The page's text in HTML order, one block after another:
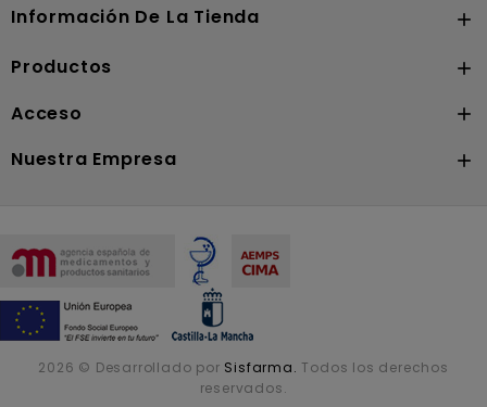
Información De La Tienda 
Productos 
Acceso 
Nuestra Empresa 
2026 © Desarrollado por Sisfarma. Todos los derechos
reservados.